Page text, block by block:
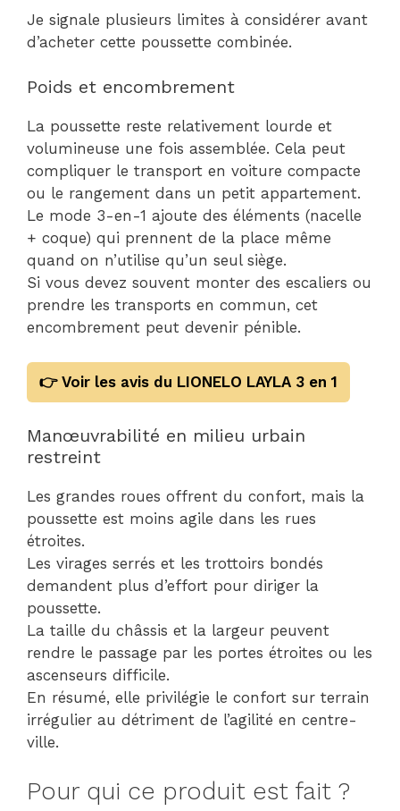
Je signale plusieurs limites à considérer avant
d’acheter cette poussette combinée.
Poids et encombrement
La poussette reste relativement lourde et
volumineuse une fois assemblée. Cela peut
compliquer le transport en voiture compacte
ou le rangement dans un petit appartement.
Le mode 3-en-1 ajoute des éléments (nacelle
+ coque) qui prennent de la place même
quand on n’utilise qu’un seul siège.
Si vous devez souvent monter des escaliers ou
prendre les transports en commun, cet
encombrement peut devenir pénible.
👉 Voir les avis du LIONELO LAYLA 3 en 1
Manœuvrabilité en milieu urbain
restreint
Les grandes roues offrent du confort, mais la
poussette est moins agile dans les rues
étroites.
Les virages serrés et les trottoirs bondés
demandent plus d’effort pour diriger la
poussette.
La taille du châssis et la largeur peuvent
rendre le passage par les portes étroites ou les
ascenseurs difficile.
En résumé, elle privilégie le confort sur terrain
irrégulier au détriment de l’agilité en centre-
ville.
Pour qui ce produit est fait ?